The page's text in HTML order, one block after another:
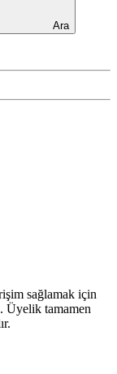
Ara
sağlamak için
Üyelik tamamen